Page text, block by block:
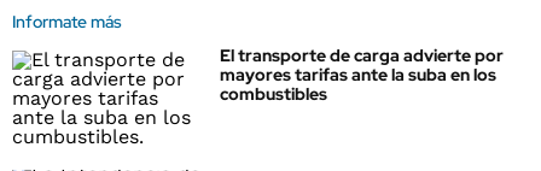
Informate más
El transporte de carga advierte por
mayores tarifas ante la suba en los
combustibles